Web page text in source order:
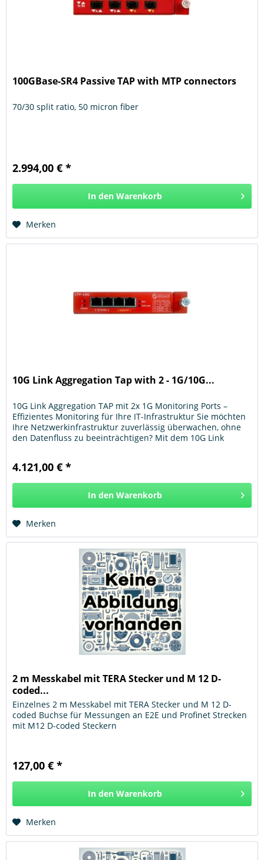
100GBase-SR4 Passive TAP with MTP connectors
70/30 split ratio, 50 micron fiber
2.994,00 € *
In den Warenkorb
Merken
10G Link Aggregation Tap with 2 - 1G/10G...
10G Link Aggregation TAP mit 2x 1G Monitoring Ports –
Effizientes Monitoring für Ihre IT-Infrastruktur Sie möchten
Ihre Netzwerkinfrastruktur zuverlässig überwachen, ohne
den Datenfluss zu beeinträchtigen? Mit dem 10G Link
4.121,00 € *
In den Warenkorb
Merken
2 m Messkabel mit TERA Stecker und M 12 D-
coded...
Einzelnes 2 m Messkabel mit TERA Stecker und M 12 D-
coded Buchse für Messungen an E2E und Profinet Strecken
mit M12 D-coded Steckern
127,00 € *
In den Warenkorb
Merken